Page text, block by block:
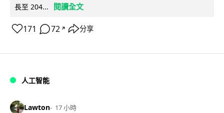
長至 204...
閱讀全文
171 72 ↗ 分享
人工智能
Lawton 17 小時